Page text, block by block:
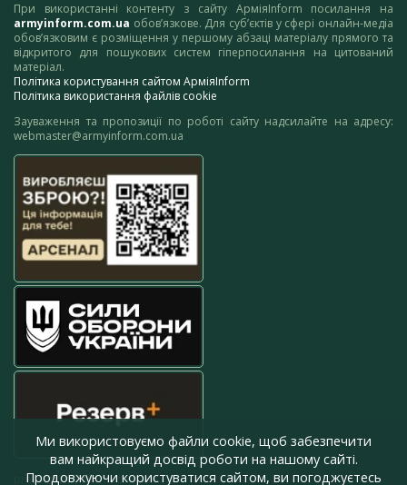
При використанні контенту з сайту АрміяInform посилання на
armyinform.com.ua обов’язкове. Для суб’єктів у сфері онлайн-медіа
обов’язковим є розміщення у першому абзаці матеріалу прямого та
відкритого для пошукових систем гіперпосилання на цитований
матеріал.
Політика користування сайтом АрміяInform
Політика використання файлів cookie
Зауваження та пропозиції по роботі сайту надсилайте на адресу:
webmaster@armyinform.com.ua
press@armyinform.com.ua
Ми використовуємо файли cookie, щоб забезпечити
вам найкращий досвід роботи на нашому сайті.
Продовжуючи користуватися сайтом, ви погоджуєтесь